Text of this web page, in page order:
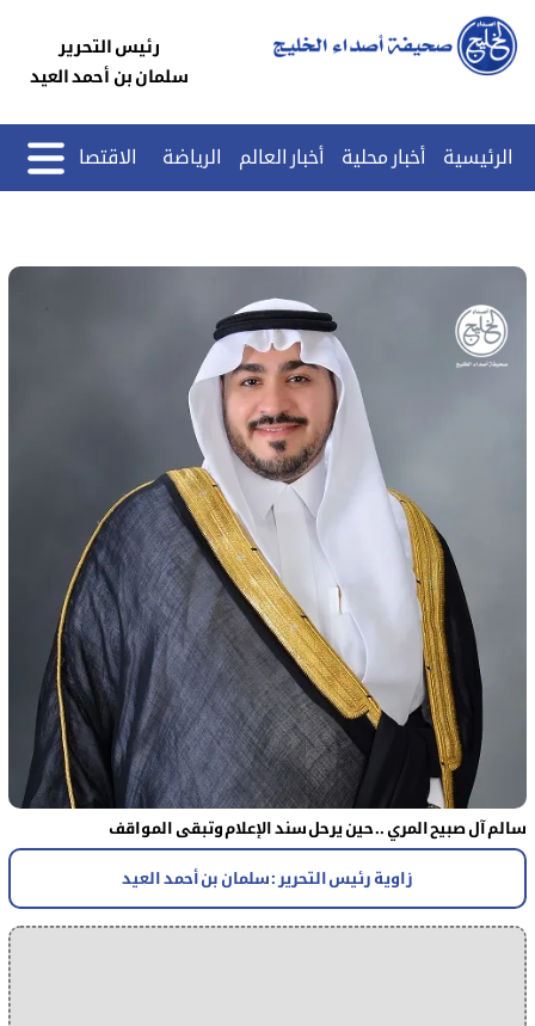
رئيس التحرير
سلمان بن أحمد العيد
الرئيسية أخبار محلية أخبار العالم الرياضة الاقتصاد
سالم آل صبيح المري .. حين يرحل سند الإعلام وتبقى المواقف
زاوية رئيس التحرير : سلمان بن أحمد العيد